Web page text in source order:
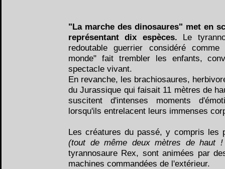
"La marche des dinosaures" met en
représentant dix espèces. Le
redoutable guerrier considéré
monde" fait trembler les enfants,
spectacle vivant.
En revanche, les brachiosaures,
du Jurassique qui faisait 11 mètres de
suscitent d'intenses moments
lorsqu'ils entrelacent leurs immenses
Les créatures du passé, y compris les
(tout de même deux mètres de
tyrannosaure Rex, sont animées par
machines commandées de l'extérieur.